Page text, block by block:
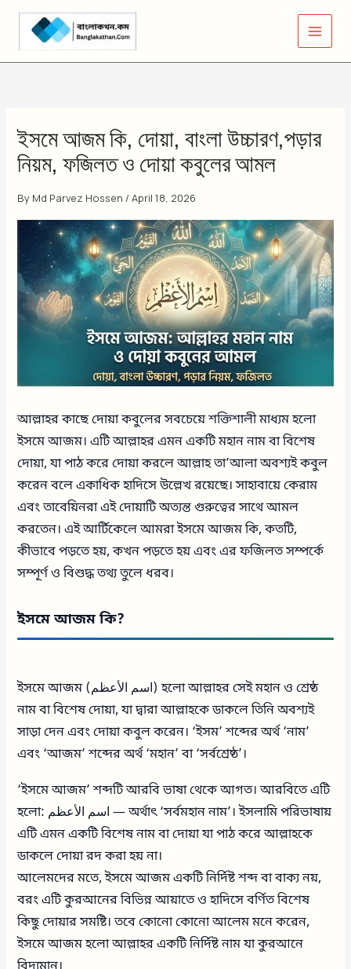
Skip
content
ইসমে আজম কি, দোয়া, বাংলা উচ্চারণ,পড়ার
নিয়ম, ফজিলত ও দোয়া কবুলের আমল
By Md Parvez Hossen /April 18, 2026
আল্লাহর কাছে দোয়া কবুলের সবচেয়ে শক্তিশালী মাধ্যম হলো
ইসমে আজম। এটি আল্লাহর এমন একটি মহান নাম বা বিশেষ
দোয়া, যা পাঠ করে দোয়া করলে আল্লাহ তা’আলা অবশ্যই কবুল
করেন বলে একাধিক হাদিসে উল্লেখ রয়েছে। সাহাবায়ে কেরাম
এবং তাবেয়িনরা এই দোয়াটি অত্যন্ত গুরুত্বের সাথে আমল
করতেন। এই আর্টিকেলে আমরা ইসমে আজম কি, কতটি,
কীভাবে পড়তে হয়, কখন পড়তে হয় এবং এর ফজিলত সম্পর্কে
সম্পূর্ণ ও বিশুদ্ধ তথ্য তুলে ধরব।
ইসমে আজম কি?
ইসমে আজম (اسم الأعظم) হলো আল্লাহর সেই মহান ও শ্রেষ্ঠ
নাম বা বিশেষ দোয়া, যা দ্বারা আল্লাহকে ডাকলে তিনি অবশ্যই
সাড়া দেন এবং দোয়া কবুল করেন। ‘ইসম’ শব্দের অর্থ ‘নাম’
এবং ‘আজম’ শব্দের অর্থ ‘মহান’ বা ‘সর্বশ্রেষ্ঠ’।
‘ইসমে আজম’ শব্দটি আরবি ভাষা থেকে আগত। আরবিতে এটি
হলো: اسم الأعظم — অর্থাৎ ‘সর্বমহান নাম’। ইসলামি পরিভাষায়
এটি এমন একটি বিশেষ নাম বা দোয়া যা পাঠ করে আল্লাহকে
ডাকলে দোয়া রদ করা হয় না।
আলেমদের মতে, ইসমে আজম একটি নির্দিষ্ট শব্দ বা বাক্য নয়,
বরং এটি কুরআনের বিভিন্ন আয়াতে ও হাদিসে বর্ণিত বিশেষ
কিছু দোয়ার সমষ্টি। তবে কোনো কোনো আলেম মনে করেন,
ইসমে আজম হলো আল্লাহর একটি নির্দিষ্ট নাম যা কুরআনে